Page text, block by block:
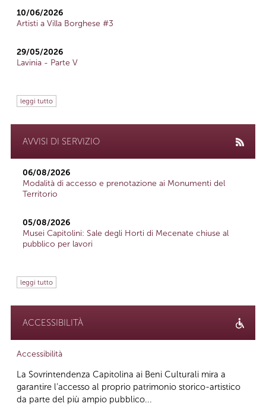
10/06/2026
Artisti a Villa Borghese #3
29/05/2026
Lavinia - Parte V
leggi tutto
AVVISI DI SERVIZIO
06/08/2026
Modalità di accesso e prenotazione ai Monumenti del
Territorio
05/08/2026
Musei Capitolini: Sale degli Horti di Mecenate chiuse al
pubblico per lavori
leggi tutto
ACCESSIBILITÀ
Accessibilità
La Sovrintendenza Capitolina ai Beni Culturali mira a
garantire l’accesso al proprio patrimonio storico-artistico
da parte del più ampio pubblico...